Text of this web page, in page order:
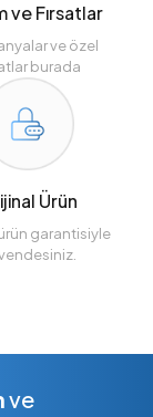
ve Fırsatlar
ve özel
burada
Ürün
garantisiyle
ve